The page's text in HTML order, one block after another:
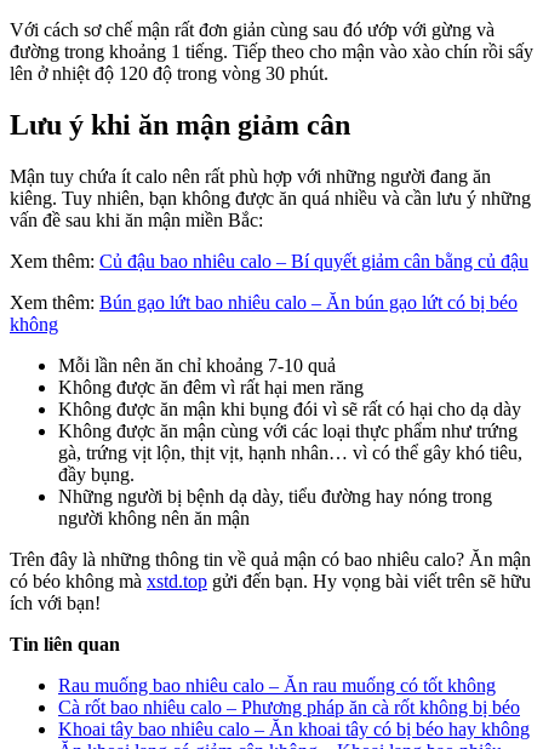
Với cách sơ chế mận rất đơn giản cùng sau đó ướp với gừng và
đường trong khoảng 1 tiếng. Tiếp theo cho mận vào xào chín rồi sấy
lên ở nhiệt độ 120 độ trong vòng 30 phút.
Lưu ý khi ăn mận giảm cân
Mận tuy chứa ít calo nên rất phù hợp với những người đang ăn
kiêng. Tuy nhiên, bạn không được ăn quá nhiều và cần lưu ý những
vấn đề sau khi ăn mận miền Bắc:
Xem thêm: Củ đậu bao nhiêu calo – Bí quyết giảm cân bằng củ đậu
Xem thêm: Bún gạo lứt bao nhiêu calo – Ăn bún gạo lứt có bị béo
không
Mỗi lần nên ăn chỉ khoảng 7-10 quả
Không được ăn đêm vì rất hại men răng
Không được ăn mận khi bụng đói vì sẽ rất có hại cho dạ dày
Không được ăn mận cùng với các loại thực phẩm như trứng
gà, trứng vịt lộn, thịt vịt, hạnh nhân… vì có thể gây khó tiêu,
đầy bụng.
Những người bị bệnh dạ dày, tiểu đường hay nóng trong
người không nên ăn mận
Trên đây là những thông tin về quả mận có bao nhiêu calo? Ăn mận
có béo không mà xstd.top gửi đến bạn. Hy vọng bài viết trên sẽ hữu
ích với bạn!
Tin liên quan
Rau muống bao nhiêu calo – Ăn rau muống có tốt không
Cà rốt bao nhiêu calo – Phương pháp ăn cà rốt không bị béo
Khoai tây bao nhiêu calo – Ăn khoai tây có bị béo hay không